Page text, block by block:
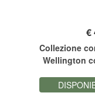
€
Collezione
Wellington